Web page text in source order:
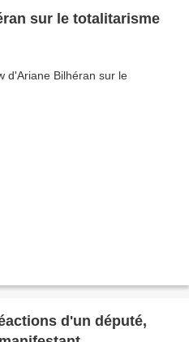
sur le totalitarisme
d'un député,